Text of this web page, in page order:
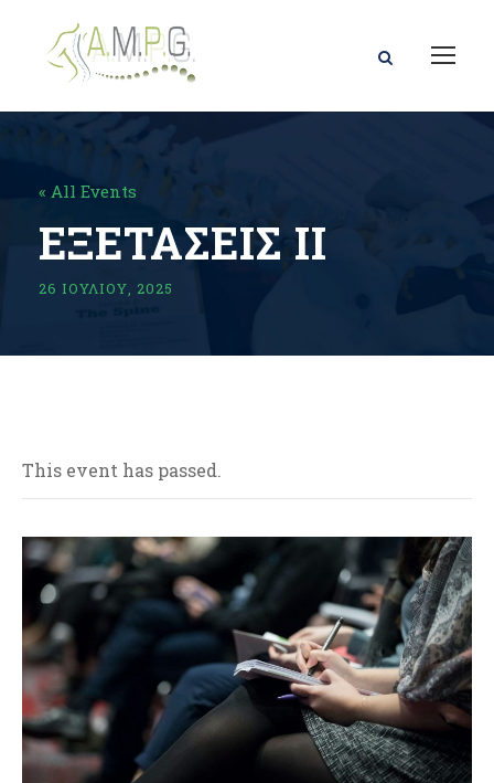
« All Events
ΕΞΕΤΑΣΕΙΣ ΙΙ
26 ΙΟΥΛΊΟΥ, 2025
This event has passed.